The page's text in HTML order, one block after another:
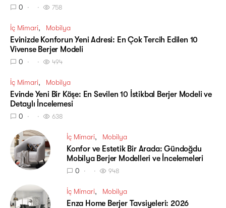
0 758
İç Mimari Mobilya
Evinizde Konforun Yeni Adresi: En Çok Tercih Edilen 10
Vivense Berjer Modeli
0 494
İç Mimari Mobilya
Evinde Yeni Bir Köşe: En Sevilen 10 İstikbal Berjer Modeli ve
Detaylı İncelemesi
0 638
İç Mimari Mobilya
Konfor ve Estetik Bir Arada: Gündoğdu
Mobilya Berjer Modelleri ve İncelemeleri
0 948
İç Mimari Mobilya
Enza Home Berjer Tavsiyeleri: 2026